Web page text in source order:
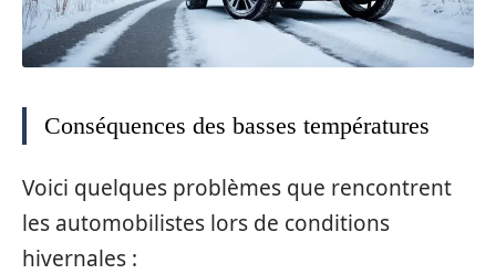
Conséquences des basses températures
Voici quelques problèmes que rencontrent
les automobilistes lors de conditions
hivernales :